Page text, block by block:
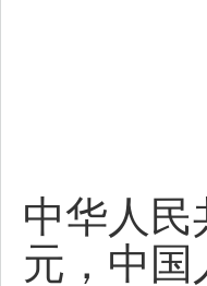
中华人
元，中